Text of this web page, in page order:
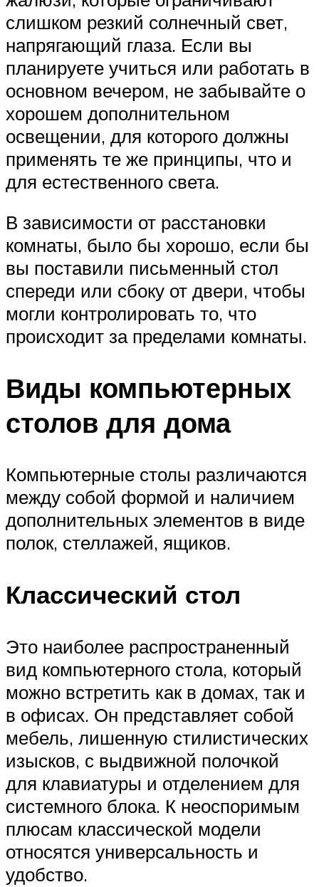
слишком резкий солнечный свет,
напрягающий глаза. Если вы
планируете учиться или работать в
основном вечером, не забывайте о
хорошем дополнительном
освещении, для которого должны
применять те же принципы, что и
для естественного света.
В зависимости от расстановки
комнаты, было бы хорошо, если бы
вы поставили письменный стол
спереди или сбоку от двери, чтобы
могли контролировать то, что
происходит за пределами комнаты.
Виды компьютерных
столов для дома
Компьютерные столы различаются
между собой формой и наличием
дополнительных элементов в виде
полок, стеллажей, ящиков.
Классический стол
Это наиболее распространенный
вид компьютерного стола, который
можно встретить как в домах, так и
в офисах. Он представляет собой
мебель, лишенную стилистических
изысков, с выдвижной полочкой
для клавиатуры и отделением для
системного блока. К неоспоримым
плюсам классической модели
относятся универсальность и
удобство.